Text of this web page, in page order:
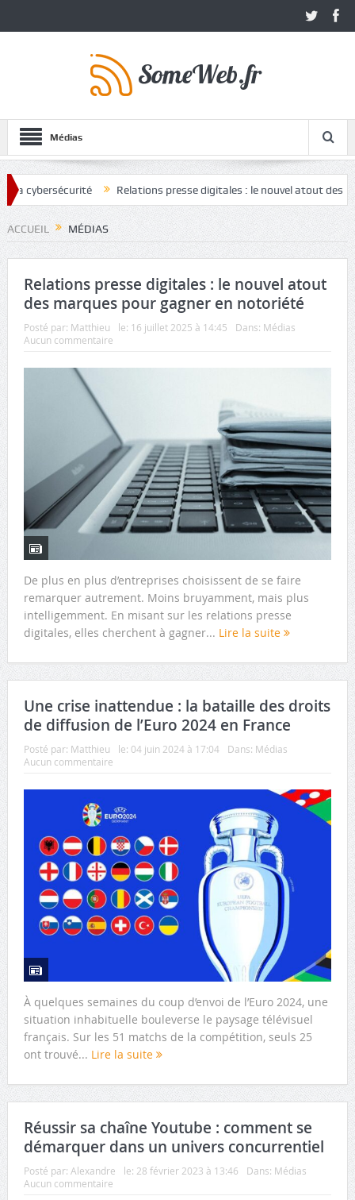
Médias
Relations presse digitales : le nouvel atout des marques
ACCUEIL MÉDIAS
Relations presse digitales : le nouvel atout
des marques pour gagner en notoriété
Posté par: Matthieu le: 16 juillet 2025 à 14:45 Dans: Médias
Aucun commentaire
De plus en plus d’entreprises choisissent de se faire
remarquer autrement. Moins bruyamment, mais plus
intelligemment. En misant sur les relations presse
digitales, elles cherchent à gagner... Lire la suite
Une crise inattendue : la bataille des droits
de diffusion de l’Euro 2024 en France
Posté par: Matthieu le: 04 juin 2024 à 17:04 Dans: Médias
Aucun commentaire
À quelques semaines du coup d’envoi de l’Euro 2024, une
situation inhabituelle bouleverse le paysage télévisuel
français. Sur les 51 matchs de la compétition, seuls 25
ont trouvé... Lire la suite
Réussir sa chaîne Youtube : comment se
démarquer dans un univers concurrentiel
Posté par: Alexandre le: 28 février 2023 à 13:46 Dans: Médias
Aucun commentaire